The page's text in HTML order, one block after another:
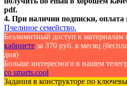
pdf.
4. При наличии подписки, оплата
Пчелиное семейство.
Безлимитный доступ к материалам
кабинете за 370 руб. в месяц
дня)
Больше интересного в нашем
со smarts.cool
Задания в конструкторе по